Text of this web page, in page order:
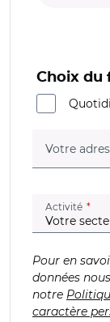
Choix du
Votre
Activité
Pour en
données
notre
caractère